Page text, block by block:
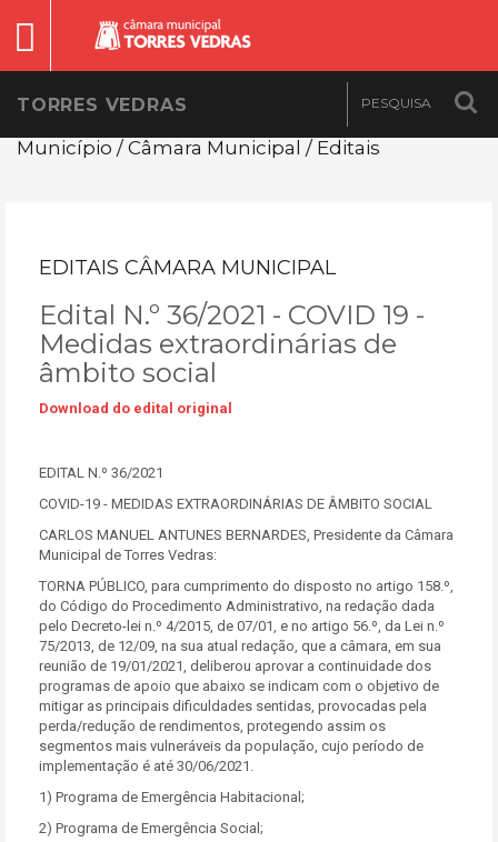
TORRES VEDRAS
Município / Câmara Municipal / Editais
EDITAIS CÂMARA MUNICIPAL
Edital N.º 36/2021 - COVID 19 -
Medidas extraordinárias de
âmbito social
Download do edital original
EDITAL N.º 36/2021
COVID-19 - MEDIDAS EXTRAORDINÁRIAS DE ÂMBITO SOCIAL
CARLOS MANUEL ANTUNES BERNARDES, Presidente da Câmara
Municipal de Torres Vedras:
TORNA PÚBLICO, para cumprimento do disposto no artigo 158.º,
do Código do Procedimento Administrativo, na redação dada
pelo Decreto-lei n.º 4/2015, de 07/01, e no artigo 56.º, da Lei n.º
75/2013, de 12/09, na sua atual redação, que a câmara, em sua
reunião de 19/01/2021, deliberou aprovar a continuidade dos
programas de apoio que abaixo se indicam com o objetivo de
mitigar as principais dificuldades sentidas, provocadas pela
perda/redução de rendimentos, protegendo assim os
segmentos mais vulneráveis da população, cujo período de
implementação é até 30/06/2021.
1) Programa de Emergência Habitacional;
2) Programa de Emergência Social;